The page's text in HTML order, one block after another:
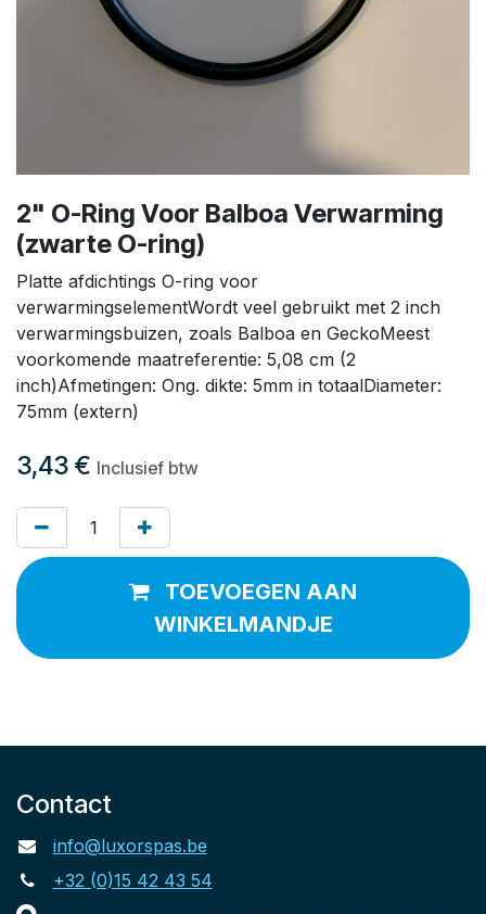
2" O-Ring Voor Balboa Verwarming
(zwarte O-ring)
Platte afdichtings O-ring voor
verwarmingselementWordt veel gebruikt met 2 inch
verwarmingsbuizen, zoals Balboa en GeckoMeest
voorkomende maatreferentie: 5,08 cm (2
inch)Afmetingen: Ong. dikte: 5mm in totaalDiameter:
75mm (extern)
3,43 € Inclusief btw
TOEVOEGEN AAN
WINKELMANDJE
Contact
info@luxorspas.be
+32 (0)15 42 43 54